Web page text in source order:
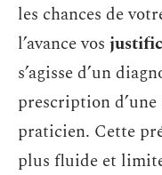
les chances de
l’avance vos
s’agisse d’un
prescription
praticien. Cette
plus fluide et